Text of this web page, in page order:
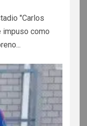
"Carlos
impuso como